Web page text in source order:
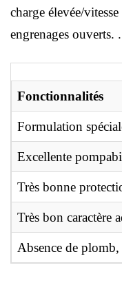
charge élevée/
engrenages ouverts. .
Fonctionnalités
Formulation
Excellente
Très bonne
Très bon caractère
Absence de